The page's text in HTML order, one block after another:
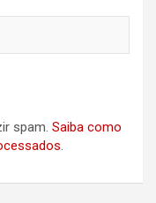
spam. Saiba como
.